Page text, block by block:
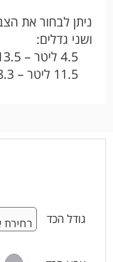
ניתן לבחור את
ושני גדלים:
4.5 ליטר – 30X13.5 ס"מ.
11.5 ליטר – 40X18.3 ס"מ.
גודל הכד